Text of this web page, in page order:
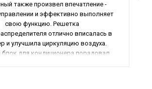
также произвел впечатление -
и эффективно выполняет
свою функцию. Решетка
отлично вписалась в
и улучшила циркуляцию воздуха.
для кондиционера порадовал